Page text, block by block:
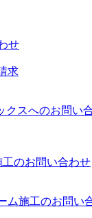
せ
求
クスへのお問い
工のお問い合わせ
ム施工のお問い